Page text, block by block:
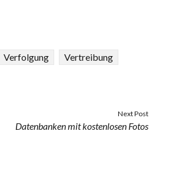
Verfolgung
Vertreibung
Next Post
Datenbanken mit kostenlosen Fotos